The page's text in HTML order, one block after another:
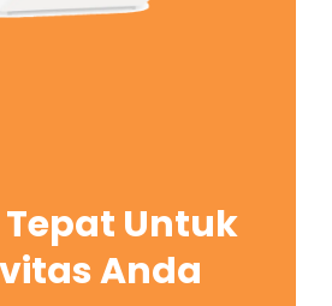
Tepat Untuk
Anda